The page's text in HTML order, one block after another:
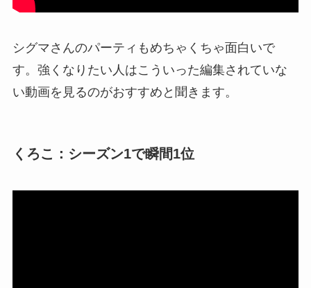
シグマさんのパーティもめちゃくちゃ面白いで
す。強くなりたい人はこういった編集されていな
い動画を見るのがおすすめと聞きます。
くろこ：シーズン1で瞬間1位